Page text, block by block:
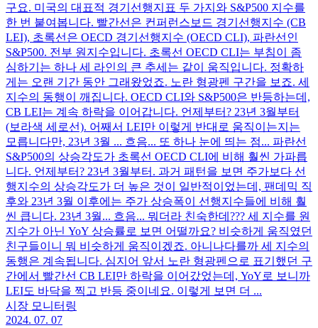
구요. 미국의 대표적 경기선행지표 두 가지와 S&P500 지수를
한 번 붙여봅니다. 빨간선은 컨퍼런스보드 경기선행지수 (CB
LEI), 초록선은 OECD 경기선행지수 (OECD CLI), 파란선인
S&P500. 전부 원지수입니다. 초록선 OECD CLI는 부침이 좀
심하기는 하나 세 라인의 큰 추세는 같이 움직입니다. 정확하
게는 오랜 기간 동안 그래왔었죠. 노란 형광펜 구간을 보죠. 세
지수의 동행이 깨집니다. OECD CLI와 S&P500은 반등하는데,
CB LEI는 계속 하락을 이어갑니다. 언제부터? 23년 3월부터
(보라색 세로선). 어째서 LEI만 이렇게 반대로 움직이는지는
모릅니다만, 23년 3월 ... 흐음... 또 하나 눈에 띄는 점... 파란선
S&P500의 상승각도가 초록선 OECD CLI에 비해 훨씬 가파릅
니다. 언제부터? 23년 3월부터. 과거 패턴을 보면 주가보다 선
행지수의 상승각도가 더 높은 것이 일반적이었는데, 팬데믹 직
후와 23년 3월 이후에는 주가 상승폭이 선행지수들에 비해 훨
씬 큽니다. 23년 3월... 흐음... 뭐더라 친숙한데??? 세 지수를 원
지수가 아닌 YoY 상승률로 보면 어떨까요? 비슷하게 움직였던
친구들이니 뭐 비슷하게 움직이겠죠. 아니나다를까 세 지수의
동행은 계속됩니다. 심지어 앞서 노란 형광펜으로 표기했던 구
간에서 빨간선 CB LEI만 하락을 이어갔었는데, YoY로 보니까
LEI도 바닥을 찍고 반등 중이네요. 이렇게 보면 더 ...
시장 모니터링
2024. 07. 07